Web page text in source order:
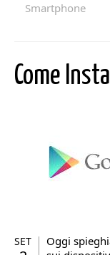
Smartphone
Come
SET
Oggi